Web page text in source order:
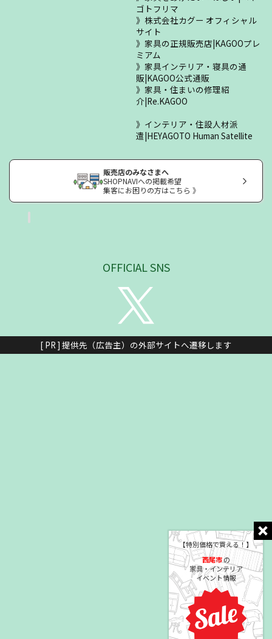
【特別価格で買える！】
西尾市の
家具・インテリア
イベント情報
ゴトフリマ
株式会社カグー オフィシャル
サイト
家具の正規販売店|KAGOOプレ
ミアム
家具インテリア・寝具の通
販|KAGOO公式通販
家具・住まいの修理紹
介|Re.KAGOO
インテリア・住設人材派
遣|HEYAGOTO Human Satellite
販売店のみなさまへ
SHOPNAVIへの掲載希望
集客にお困りの方はこちら 》
OFFICIAL SNS
[ PR ] 提供先（広告主）の外部サイトへ遷移します